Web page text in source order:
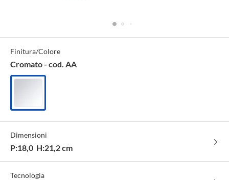
Specifiche
Tecniche
Finitura/Colore
Cromato - cod. AA
Cromato
-
AA
Dimensioni
P:18,0 H:21,2 cm
Tecnologia